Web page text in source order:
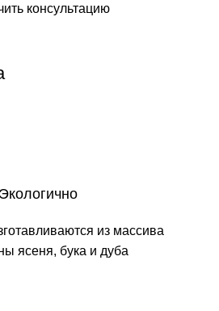
консультацию
Экологично
из массива
ясеня, бука и дуба